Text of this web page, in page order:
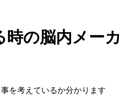
の脳内メーカ
を考えているか分かります